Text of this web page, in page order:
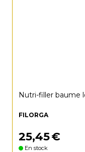
Nutri-filler baume
FILORGA
25,45€
En stock